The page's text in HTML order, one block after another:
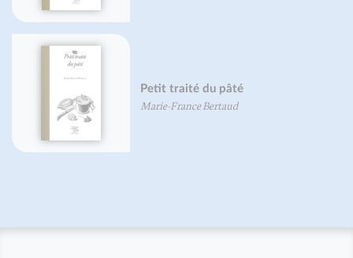
Petit traité du pâté
Marie-France Bertaud